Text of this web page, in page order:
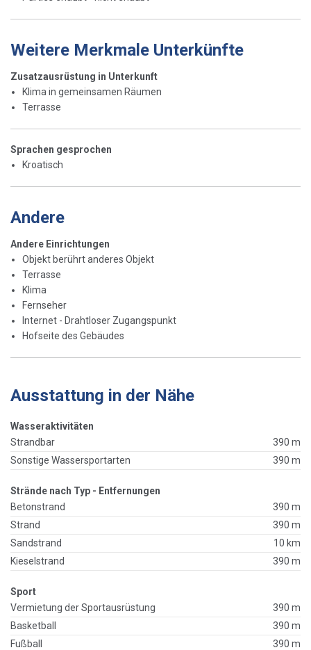
Weitere Merkmale Unterkünfte
Zusatzausrüstung in Unterkunft
Klima in gemeinsamen Räumen
Terrasse
Sprachen gesprochen
Kroatisch
Andere
Andere Einrichtungen
Objekt berührt anderes Objekt
Terrasse
Klima
Fernseher
Internet - Drahtloser Zugangspunkt
Hofseite des Gebäudes
Ausstattung in der Nähe
Wasseraktivitäten
Strandbar
390 m
Sonstige Wassersportarten
390 m
Strände nach Typ - Entfernungen
Betonstrand
390 m
Strand
390 m
Sandstrand
10 km
Kieselstrand
390 m
Sport
Vermietung der Sportausrüstung
390 m
Basketball
390 m
Fußball
390 m